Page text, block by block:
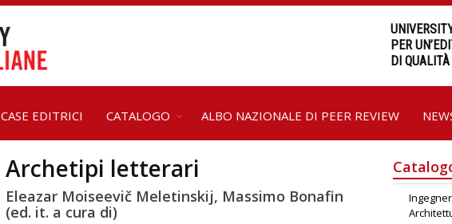
PER
DI QUALITÀ
CASE EDITRICI CATALOGO ALBO NAZIONALE DI PEER REVIEW
Archetipi letterari
Eleazar Moiseevič Meletinskij, Massimo Bonafin
(ed. it. a cura di)